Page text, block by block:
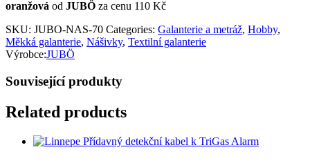
oranžová od JUBÖ za cenu 110 Kč
SKU: JUBO-NAS-70 Categories: Galanterie a metráž, Hobby,
Měkká galanterie, Nášivky, Textilní galanterie
Výrobce:JUBÖ
Související produkty
Related products